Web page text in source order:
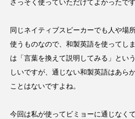
さっそく使っていただけてよかったです
同じネイティブスピーカーでも人や場
使うものなので、和製英語を使ってし
は「言葉を換えて説明してみる」とい
しいですが、通じない和製英語はあら
ことはないですよね。
今回は私が使ってビミョーに通じなく